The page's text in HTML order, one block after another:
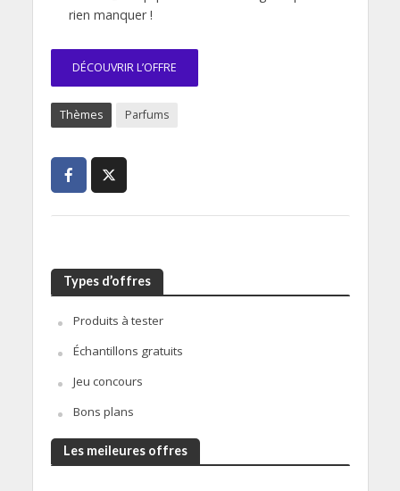
rien manquer !
DÉCOUVRIR L’OFFRE
Thèmes Parfums
Types d’offres
Produits à tester
Échantillons gratuits
Jeu concours
Bons plans
Les meileures offres